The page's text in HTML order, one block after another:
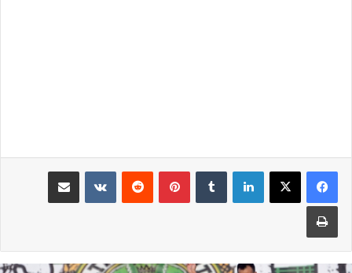
لينكدإن بينتيريست
مشاركة عبر البريد
طباعة